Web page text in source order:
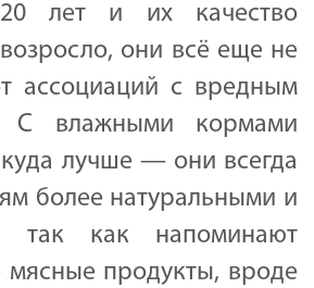
лет и их качество
они всё еще не
ассоциаций с вредным
С влажными кормами
лучше — они всегда
более натуральными и
так как напоминают
мясные продукты, вроде